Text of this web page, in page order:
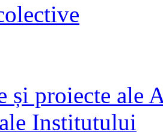
și proiecte ale
Institutului